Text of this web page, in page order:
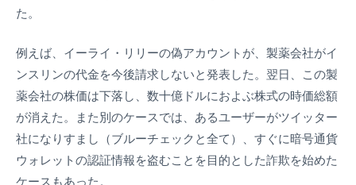
た。
例えば、イーライ・リリーの偽アカウントが、製薬会社がイ
ンスリンの代金を今後請求しないと発表した。翌日、この製
薬会社の株価は下落し、数十億ドルにおよぶ株式の時価総額
が消えた。また別のケースでは、あるユーザーがツイッター
社になりすまし（ブルーチェックと全て）、すぐに暗号通貨
ウォレットの認証情報を盗むことを目的とした詐欺を始めた
ケースもあった。